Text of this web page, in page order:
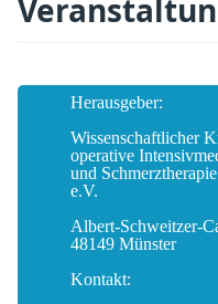
Herausgeber:
Wissenschaftlicher
operative
und
e.V.
Albert-Schweitzer-
48149 Münster
Kontakt: